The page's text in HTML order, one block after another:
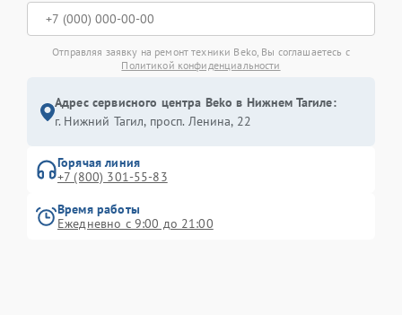
Отправляя заявку на ремонт техники Beko, Вы соглашаетесь с
Политикой конфиденциальности
Адрес сервисного центра Beko в Нижнем Тагиле:
г. Нижний Тагил, просп. Ленина, 22
Горячая линия
+7 (800) 301-55-83
Время работы
Ежедневно с 9:00 до 21:00